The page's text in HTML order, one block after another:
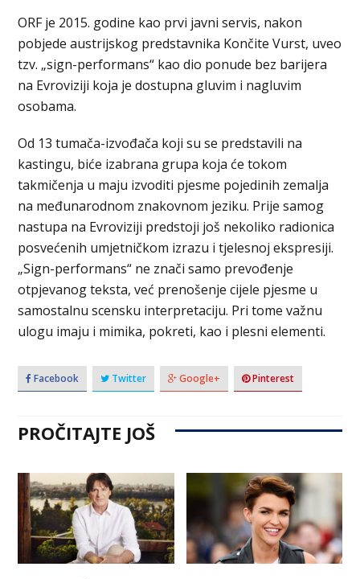
ORF je 2015. godine kao prvi javni servis, nakon
pobjede austrijskog predstavnika Končite Vurst, uveo
tzv. „sign-performans“ kao dio ponude bez barijera
na Evroviziji koja je dostupna gluvim i nagluvim
osobama.
Od 13 tumača-izvođača koji su se predstavili na
kastingu, biće izabrana grupa koja će tokom
takmičenja u maju izvoditi pjesme pojedinih zemalja
na međunarodnom znakovnom jeziku. Prije samog
nastupa na Evroviziji predstoji još nekoliko radionica
posvećenih umjetničkom izrazu i tjelesnoj ekspresiji.
„Sign-performans“ ne znači samo prevođenje
otpjevanog teksta, već prenošenje cijele pjesme u
samostalnu scensku interpretaciju. Pri tome važnu
ulogu imaju i mimika, pokreti, kao i plesni elementi.
Facebook Twitter Google+ Pinterest
PROČITAJTE JOŠ